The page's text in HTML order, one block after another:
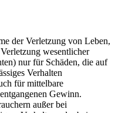
der Verletzung von Leben,
wesentlicher
nur für Schäden, die auf
Verhalten
für mittelbare
Gewinn.
außer bei